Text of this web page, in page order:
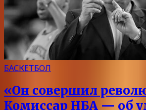
БАСКЕТБОЛ
«Он совершил
Комиссар НБА — об